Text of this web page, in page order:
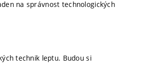
na správnost technologických
technik leptu. Budou si